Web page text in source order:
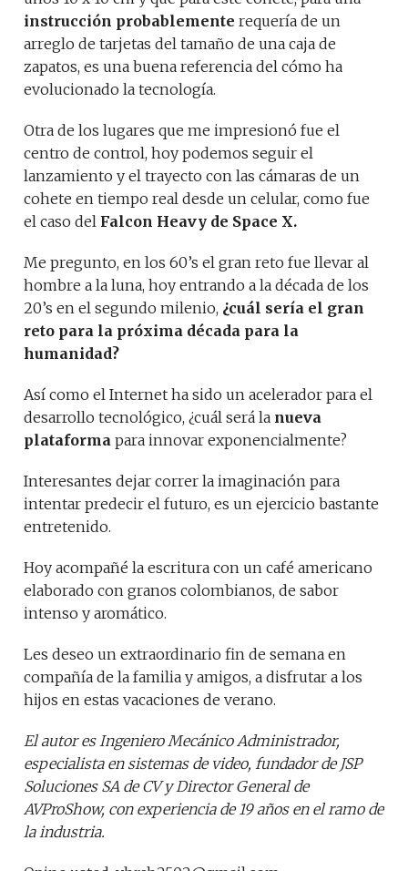
instrucción probablementerequería de un
arreglo de tarjetas del tamaño de una caja de
zapatos, es una buena referencia del cómo ha
evolucionado la tecnología.
Otra de los lugares que me impresionó fue el
centro de control, hoy podemos seguir el
lanzamiento y el trayecto con las cámaras de un
cohete en tiempo real desde un celular, como fue
el caso del Falcon Heavy de Space X.
Me pregunto, en los 60’s el gran reto fue llevar al
hombre a la luna, hoy entrando a la década de los
20’s en el segundo milenio, ¿cuál sería el gran
reto para la próxima década para la
humanidad?
Así como el Internet ha sido un acelerador para el
desarrollo tecnológico, ¿cuál será la nueva
plataformapara innovar exponencialmente?
Interesantes dejar correr la imaginación para
intentar predecir el futuro, es un ejercicio bastante
entretenido.
Hoy acompañé la escritura con un café americano
elaborado con granos colombianos, de sabor
intenso y aromático.
Les deseo un extraordinario fin de semana en
compañía de la familia y amigos, a disfrutar a los
hijos en estas vacaciones de verano.
El autor es Ingeniero Mecánico Administrador,
especialista en sistemas de video, fundador de JSP
Soluciones SA de CV y Director General de
AVProShow, con experiencia de 19 años en el ramo de
la industria.